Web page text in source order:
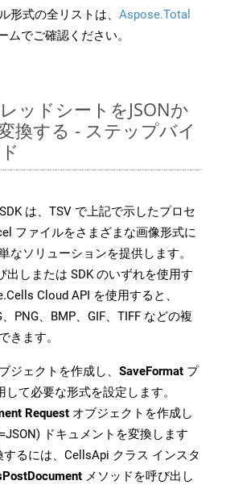
形式の全リストは、 Aspose.Total
ムでご確認ください。
ッドシートをJSONか
換する - ステップバイ
は、TSV で上記で示したプロセ
ファイルをさまざまな画像形式に
なソリューションを提供します。
出しまたは SDK のいずれを使用す
Cloud API を使用すると、
PNG、BMP、GIF、TIFF などの複
きます。
ジェクトを作成し、 SaveFormat プ
して必要な形式を設定します。
Request オブジェクトを作成し
ドキュメントを変換します
するには、CellsApi クラス インスタ
メソッドを呼び出し